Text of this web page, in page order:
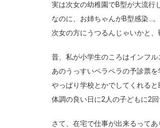
実は次女の幼稚園でB型が大流行
なのに、お姉ちゃんがB型感染…。
次女の方にうつるんじゃいかと
昔、私が小学生のころはインフ
あのうっすいペラペラの予診票
やっぱり学校とかでしてくれると
体調の良い日に2人の子どもに2
さて、在宅で仕事が出来るって